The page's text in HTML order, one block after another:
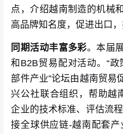
点，介绍越南制造的机械
高品牌知名度，促进出口，
同期活动丰富多彩。本届
和B2B贸易配对活动。“
部件产业”论坛由越南贸易
兴公社联合组织，帮助越
企业的技术标准、评估流
接全球供应链-越南配套